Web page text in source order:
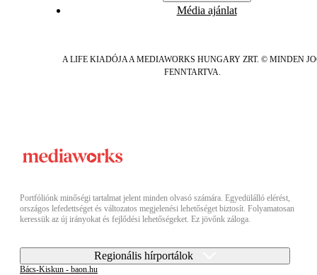
Média ajánlat
A LIFE KIADÓJA A MEDIAWORKS HUNGARY ZRT. © MINDEN
FENNTARTVA.
Portfóliónk minőségi tartalmat jelent minden olvasó számára. Egyedülálló elérést,
országos lefedettséget és változatos megjelenési lehetőséget biztosít. Folyamatosan
keressük az új irányokat és fejlődési lehetőségeket. Ez jövőnk záloga.
Regionális hírportálok
Bács-Kiskun - baon.hu